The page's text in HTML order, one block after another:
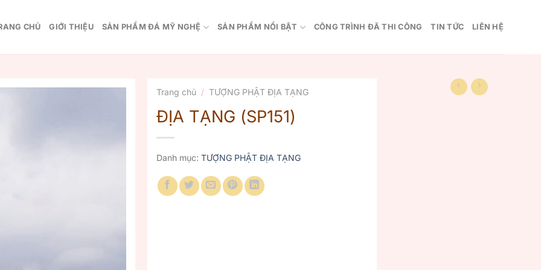
CHỦ GIỚI THIỆU SẢN PHẨM ĐÁ MỸ NGHỆ SẢN PHẨM NỔI BẬT CÔNG TRÌNH ĐÃ THI CÔNG TIN TỨC LIÊN HỆ
Trang chủ / TƯỢNG PHẬT ĐỊA TẠNG
ĐỊA TẠNG (SP151)
Danh mục: TƯỢNG PHẬT ĐỊA TẠNG